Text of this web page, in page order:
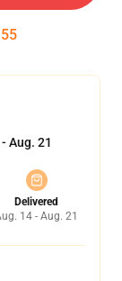
54
Aug. 21
Delivered
14 - Aug. 21